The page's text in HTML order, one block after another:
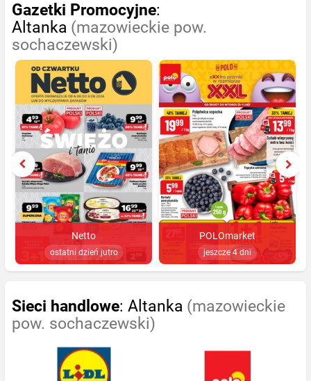
Gazetki Promocyjne:
Altanka (mazowieckie pow.
sochaczewski)
Netto
ostatni dzień jutro
POLOmarket
jeszcze 4 dni
Sieci handlowe: Altanka (mazowieckie
pow. sochaczewski)